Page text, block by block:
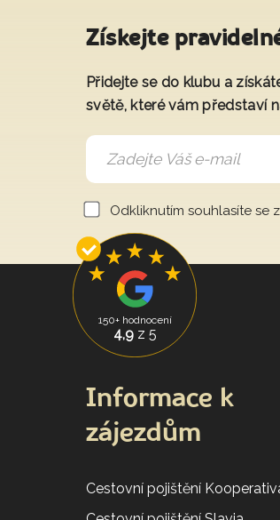
Získejte
Přidejte se do klubu a
světě, které vám představí
Odkliknutím souhlasíte se
150+ hodnocení
4,9z 5
Informace k
zájezdům
Cestovní pojištění